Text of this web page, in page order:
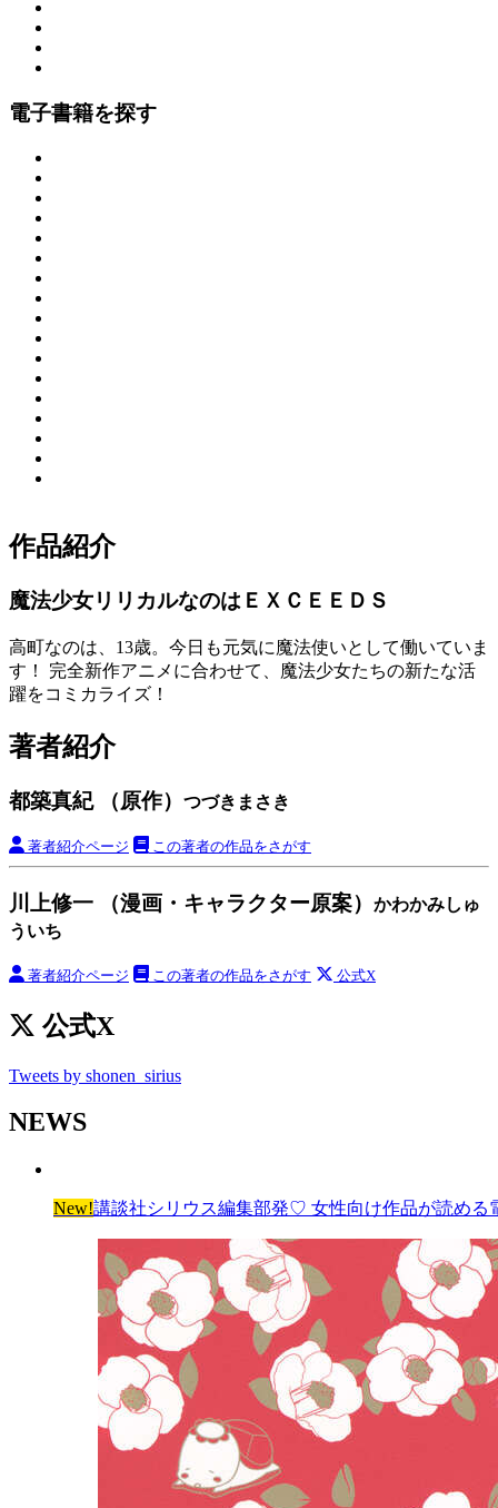
電子書籍を探す
作品紹介
魔法少女リリカルなのはＥＸＣＥＥＤＳ
高町なのは、13歳。今日も元気に魔法使いとして働いていま
す！ 完全新作アニメに合わせて、魔法少女たちの新たな活
躍をコミカライズ！
著者紹介
都築真紀 （原作） つづきまさき
著者紹介ページ この著者の作品をさがす
川上修一 （漫画・キャラクター原案）
かわかみしゅ
ういち
著者紹介ページ この著者の作品をさがす 公式X
公式X
Tweets by shonen_sirius
NEWS
New!講談社シリウス編集部発♡ 女性向け作品が読める